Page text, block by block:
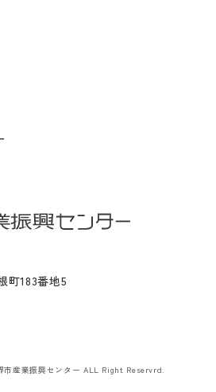
町183番地5
市産業振興センター ALL Right Reservrd.